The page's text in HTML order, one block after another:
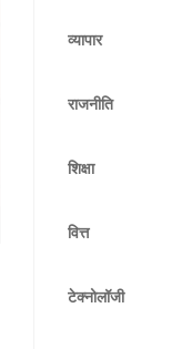
व्यापार
राजनीति
शिक्षा
वित्त
टेक्नोलॉजी